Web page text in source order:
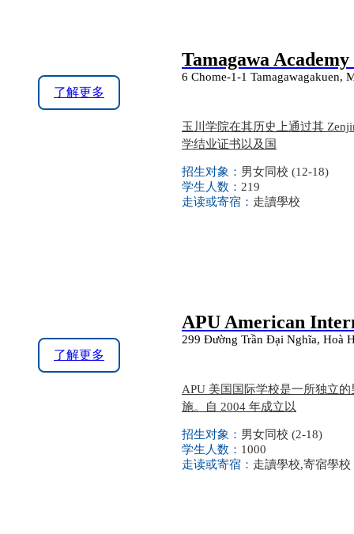
了解更多
Tamagawa
6 Chome-1-1 Tamagawagakuen,
玉川学院在其历史上通过其
学结业证书以及国
招生对象： 男女同校 (12-18)
学生人数： 219
走读或寄宿： 走讀學校
了解更多
APU American
299 Đường Trần Đại Nghĩa, Hoà
APU 美国国际学校是一所独立
施。自 2004 年成立以
招生对象： 男女同校 (2-18)
学生人数： 1000
走读或寄宿： 走讀學校,寄宿學校